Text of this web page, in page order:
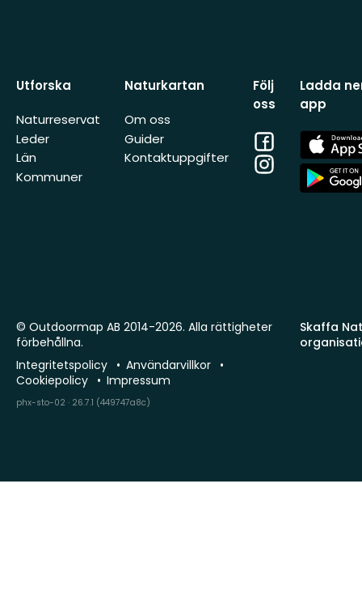
Utforska
Naturreservat
Leder
Län
Kommuner
Naturkartan
Om oss
Guider
Kontaktuppgifter
Följ
oss
Facebook
Instagram
Ladda
app
App
Store
App
Store
Skaffa
© Outdoormap AB 2014-2026. Alla rättigheter
förbehållna.
Integritetspolicy
Användarvillkor
Cookiepolicy
Impressum
phx-sto-02 · 26.7.1 (449747a8c)